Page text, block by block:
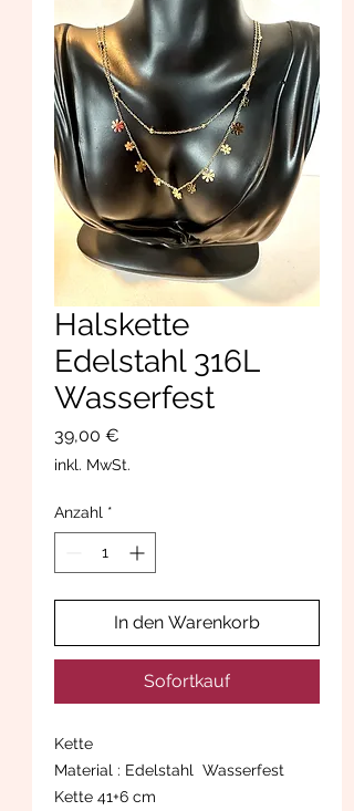
Halskette
Edelstahl 316L
Wasserfest
39,00 €
inkl. MwSt.
Anzahl *
In den Warenkorb
Sofortkauf
Kette
Material : Edelstahl Wasserfest
Kette 41+6 cm